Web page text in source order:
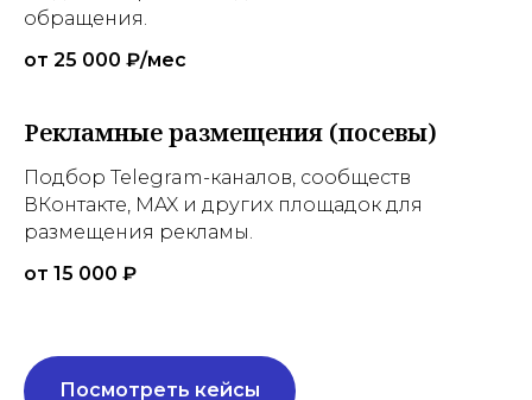
обращения.
от 25 000 ₽/мес
Рекламные размещения (посевы)
Подбор Telegram-каналов, сообществ
ВКонтакте, MAX и других площадок для
размещения рекламы.
от 15 000 ₽
Посмотреть кейсы